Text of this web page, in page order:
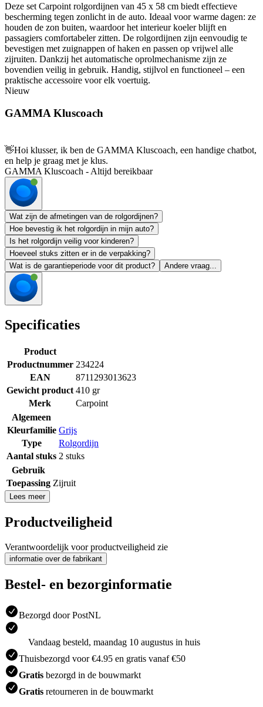
Deze set Carpoint rolgordijnen van 45 x 58 cm biedt effectieve
bescherming tegen zonlicht in de auto. Ideaal voor warme dagen: ze
houden de zon buiten, waardoor het interieur koeler blijft en
passagiers comfortabeler zitten. De rolgordijnen zijn eenvoudig te
bevestigen met zuignappen of haken en passen op vrijwel alle
zijruiten. Dankzij het automatische oprolmechanisme zijn ze
bovendien veilig in gebruik. Handig, stijlvol en functioneel – een
praktische accessoire voor elk voertuig.
Nieuw
GAMMA Kluscoach
👋Hoi klusser, ik ben de GAMMA Kluscoach, een handige chatbot,
en help je graag met je klus.
GAMMA Kluscoach - Altijd bereikbaar
Wat zijn de afmetingen van de rolgordijnen?
Hoe bevestig ik het rolgordijn in mijn auto?
Is het rolgordijn veilig voor kinderen?
Hoeveel stuks zitten er in de verpakking?
Wat is de garantieperiode voor dit product?
Andere vraag...
Specificaties
Product
Productnummer 234224
EAN
8711293013623
Gewicht product 410 gr
Merk
Carpoint
Algemeen
Kleurfamilie Grijs
Type
Rolgordijn
Aantal stuks 2 stuks
Gebruik
Toepassing Zijruit
Lees meer
Productveiligheid
Verantwoordelijk voor productveiligheid zie
informatie over de fabrikant
Bestel- en bezorginformatie
Bezorgd door PostNL
Vandaag besteld, maandag 10 augustus in huis
Thuisbezorgd voor €4.95 en gratis vanaf €50
Gratis bezorgd in de bouwmarkt
Gratis retourneren in de bouwmarkt